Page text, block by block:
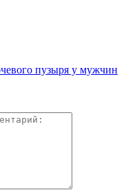
пузыря у мужчин